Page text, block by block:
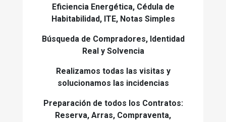
Eficiencia Energética, Cédula de
Habitabilidad, ITE, Notas Simples
Búsqueda de Compradores, Identidad
Real y Solvencia
Realizamos todas las visitas y
solucionamos las incidencias
Preparación de todos los Contratos:
Reserva, Arras, Compraventa,